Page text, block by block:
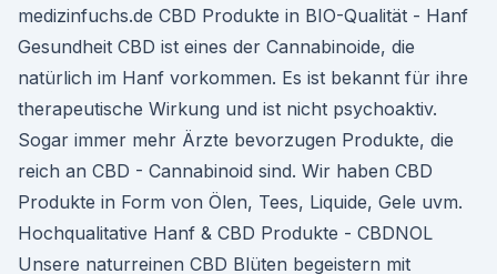
medizinfuchs.de CBD Produkte in BIO-Qualität - Hanf
Gesundheit CBD ist eines der Cannabinoide, die
natürlich im Hanf vorkommen. Es ist bekannt für ihre
therapeutische Wirkung und ist nicht psychoaktiv.
Sogar immer mehr Ärzte bevorzugen Produkte, die
reich an CBD - Cannabinoid sind. Wir haben CBD
Produkte in Form von Ölen, Tees, Liquide, Gele uvm.
Hochqualitative Hanf & CBD Produkte - CBDNOL
Unsere naturreinen CBD Blüten begeistern mit